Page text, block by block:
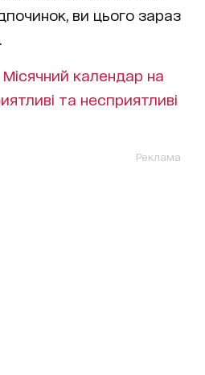
ви цього зараз
Місячний календар на
та несприятливі
Реклама